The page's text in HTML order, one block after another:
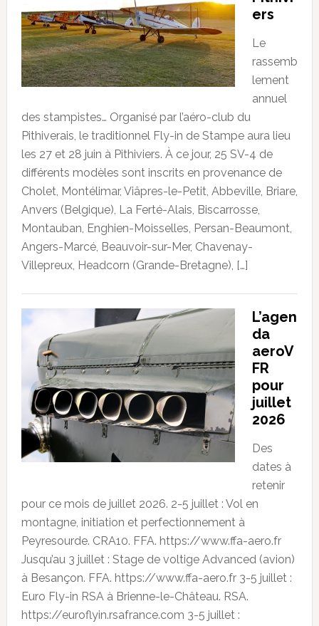
ers
Le
rassemb
lement
annuel
des stampistes… Organisé par l’aéro-club du
Pithiverais, le traditionnel Fly-in de Stampe aura lieu
les 27 et 28 juin à Pithiviers. À ce jour, 25 SV-4 de
différents modèles sont inscrits en provenance de
Cholet, Montélimar, Viâpres-le-Petit, Abbeville, Briare,
Anvers (Belgique), La Ferté-Alais, Biscarrosse,
Montauban, Enghien-Moisselles, Persan-Beaumont,
Angers-Marcé, Beauvoir-sur-Mer, Chavenay-
Villepreux, Headcorn (Grande-Bretagne), […]
L’agen
da
aeroV
FR
pour
juillet
2026
Des
dates à
retenir
pour ce mois de juillet 2026. 2-5 juillet : Vol en
montagne, initiation et perfectionnement à
Peyresourde. CRA10. FFA. https://www.ffa-aero.fr
Jusqu’au 3 juillet : Stage de voltige Advanced (avion)
à Besançon. FFA. https://www.ffa-aero.fr 3-5 juillet :
Euro Fly-in RSA à Brienne-le-Château. RSA.
https://euroflyin.rsafrance.com 3-5 juillet :